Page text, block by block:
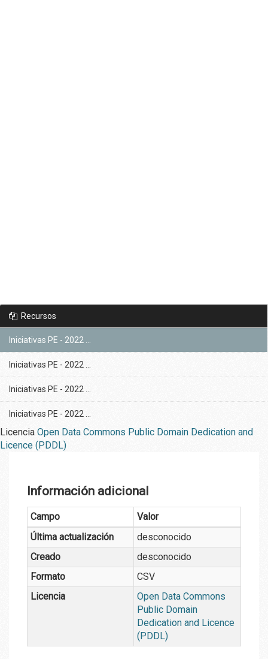
Recursos
Iniciativas PE - 2022 ...
Iniciativas PE - 2022 ...
Iniciativas PE - 2022 ...
Iniciativas PE - 2022 ...
Licencia Open Data Commons Public Domain Dedication and
Licence (PDDL)
Información adicional
Campo
Valor
Última actualización
desconocido
Creado
desconocido
Formato
CSV
Licencia
Open Data Commons
Public Domain
Dedication and Licence
(PDDL)